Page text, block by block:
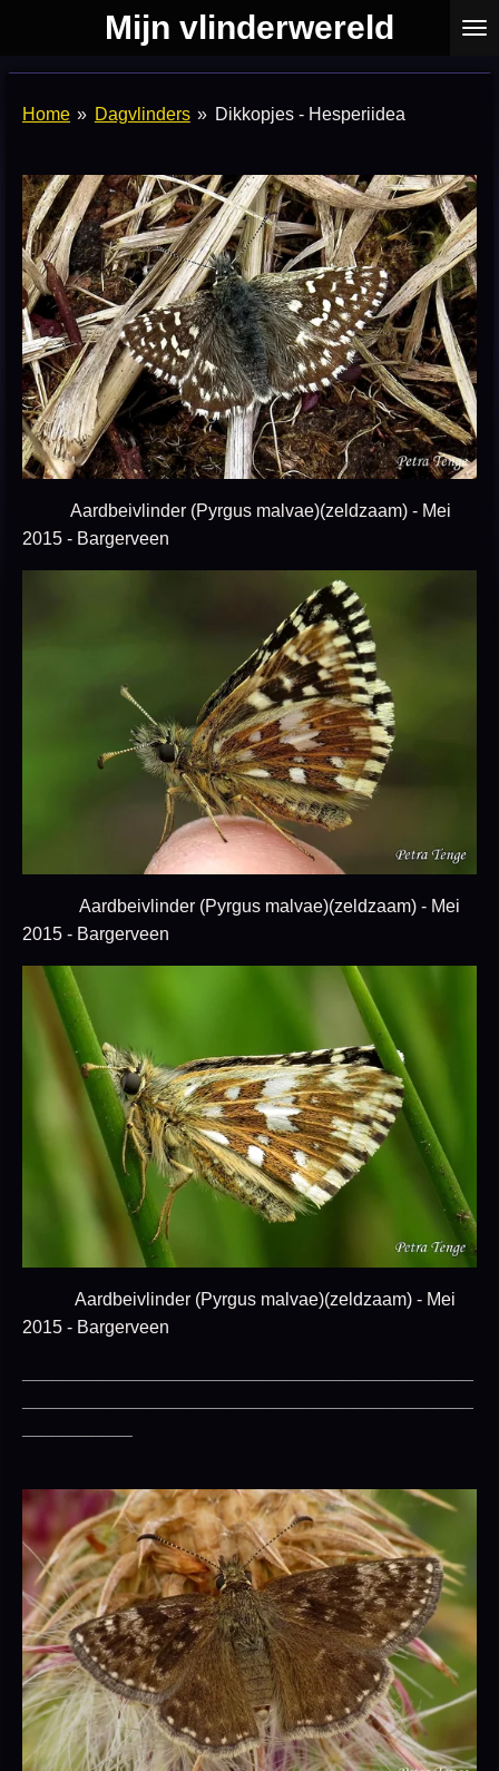
naar
de
Mijn vlinderwereld
Home » Dagvlinders » Dikkopjes - Hesperiidea
Aardbeivlinder (Pyrgus malvae)(zeldzaam) - Mei
2015 - Bargerveen
Aardbeivlinder (Pyrgus malvae)(zeldzaam) - Mei
2015 - Bargerveen
Aardbeivlinder (Pyrgus malvae)(zeldzaam) - Mei
2015 - Bargerveen